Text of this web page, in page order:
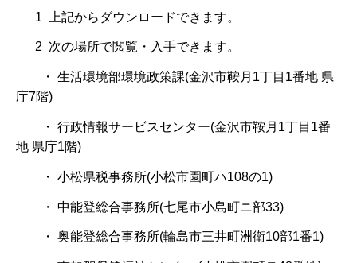
1 上記からダウンロードできます。
2 次の場所で閲覧・入手できます。
・ 生活環境部環境政策課(金沢市鞍月1丁目1番地 県
庁7階)
・ 行政情報サービスセンター(金沢市鞍月1丁目1番
地 県庁1階)
・ 小松県税事務所(小松市園町ハ108の1)
・ 中能登総合事務所(七尾市小島町ニ部33)
・ 奥能登総合事務所(輪島市三井町洲衛10部1番1)